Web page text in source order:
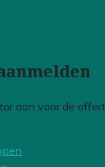
aan voor de